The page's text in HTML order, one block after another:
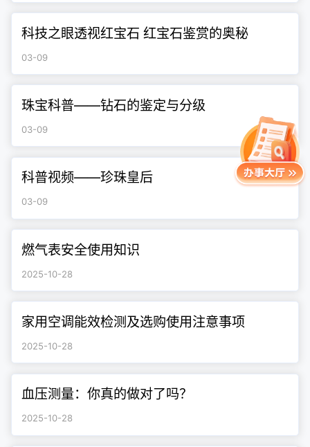
科技之眼透视红宝石 红宝石鉴赏的奥秘
03-09
珠宝科普——钻石的鉴定与分级
03-09
科普视频——珍珠皇后
03-09
燃气表安全使用知识
2025-10-28
家用空调能效检测及选购使用注意事项
2025-10-28
血压测量：你真的做对了吗？
2025-10-28